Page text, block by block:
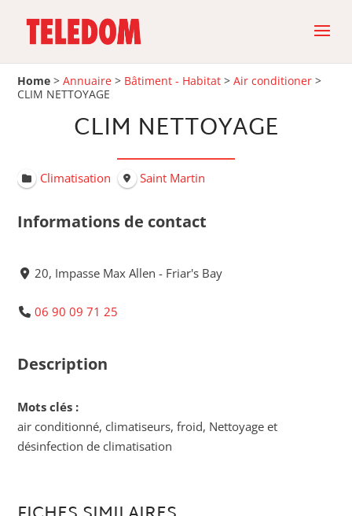
Home >Annuaire > Bâtiment - Habitat >Air conditioner >
CLIM NETTOYAGE
CLIM NETTOYAGE
Climatisation Saint Martin
Informations de contact
20, Impasse Max Allen - Friar's Bay
06 90 09 71 25
Description
Mots clés :
air conditionné, climatiseurs, froid, Nettoyage et
désinfection de climatisation